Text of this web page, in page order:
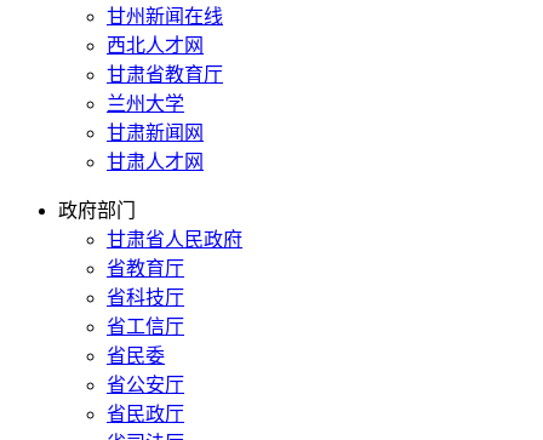
甘州新闻在线
西北人才网
甘肃省教育厅
兰州大学
甘肃新闻网
甘肃人才网
政府部门
甘肃省人民政府
省教育厅
省科技厅
省工信厅
省民委
省公安厅
省民政厅